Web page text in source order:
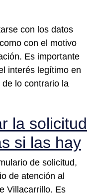
con los datos
con el motivo
Es importante
interés legítimo en
lo contrario la
la solicitud
si las hay
de solicitud,
de atención al
Villacarrillo. Es